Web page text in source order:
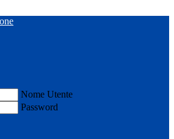
Nome Utente
Password